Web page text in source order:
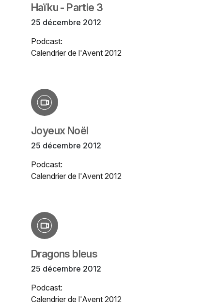
Haïku - Partie 3
25 décembre 2012
Podcast:
Calendrier de l'Avent 2012
Joyeux Noël
25 décembre 2012
Podcast:
Calendrier de l'Avent 2012
Dragons bleus
25 décembre 2012
Podcast:
Calendrier de l'Avent 2012